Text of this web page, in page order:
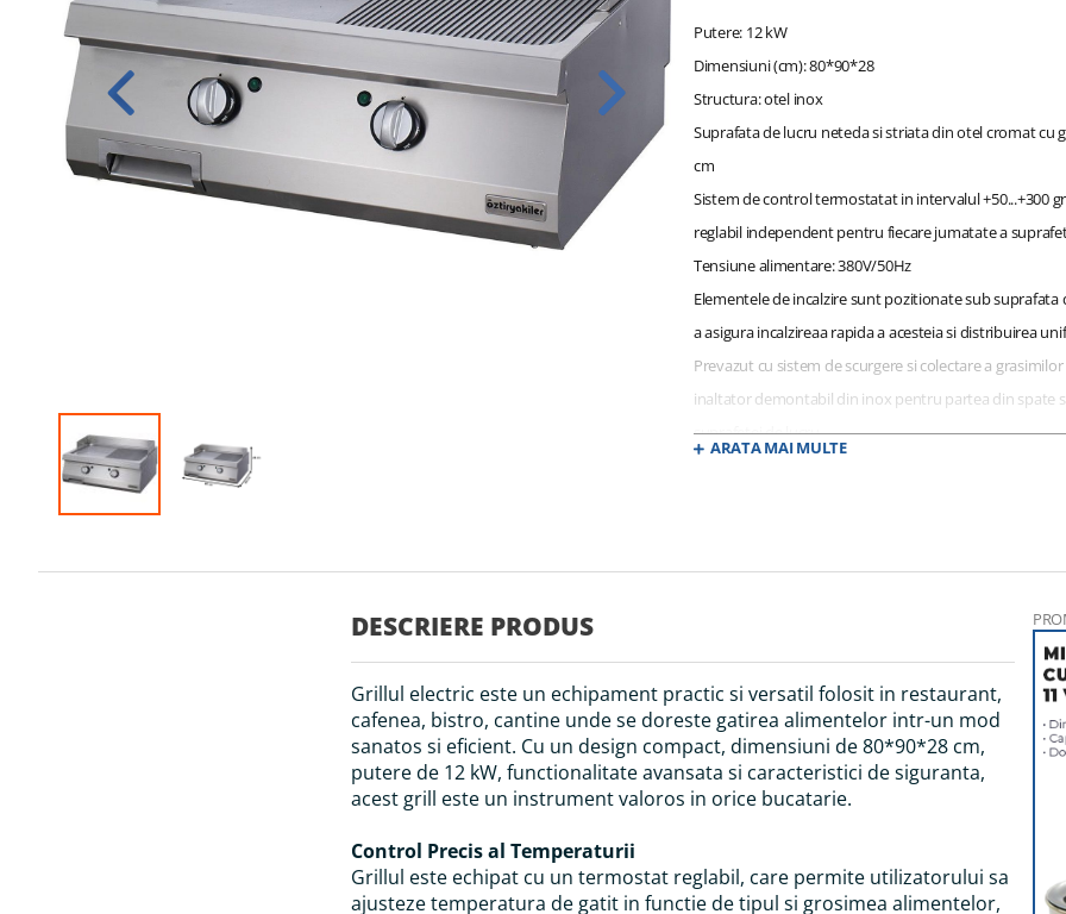
to
Putere: 12 kW
Dimensiuni (cm): 80*90*28
Structura: otel inox
Suprafata de lucru neteda si striata din otel cromat cu
cm
Sistem de control termostatat in intervalul +50...+300
reglabil independent pentru fiecare jumatate a
Tensiune alimentare: 380V/50Hz
Elementele de incalzire sunt pozitionate sub
a asigura incalzireaa rapida a acesteia si distribuirea
Prevazut cu sistem de scurgere si colectare a
inaltator demontabil din inox pentru partea din spate
suprafetei de lucru
ARATA MAI MULTE
DESCRIERE PRODUS
Grillul electric este un echipament practic si versatil folosit in restaurant,
cafenea, bistro, cantine unde se doreste gatirea alimentelor intr-un mod
sanatos si eficient. Cu un design compact, dimensiuni de 80*90*28 cm,
putere de 12 kW, functionalitate avansata si caracteristici de siguranta,
acest grill este un instrument valoros in orice bucatarie.
Control Precis al Temperaturii
Grillul este echipat cu un termostat reglabil, care permite utilizatorului sa
ajusteze temperatura de gatit in functie de tipul si grosimea alimentelor,